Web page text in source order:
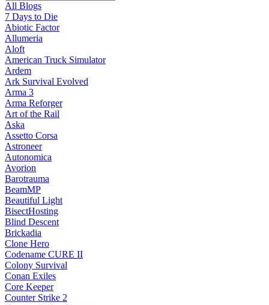
All Blogs
7 Days to Die
Abiotic Factor
Allumeria
Aloft
American Truck Simulator
Ardem
Ark Survival Evolved
Arma 3
Arma Reforger
Art of the Rail
Aska
Assetto Corsa
Astroneer
Autonomica
Avorion
Barotrauma
BeamMP
Beautiful Light
BisectHosting
Blind Descent
Brickadia
Clone Hero
Codename CURE II
Colony Survival
Conan Exiles
Core Keeper
Counter Strike 2